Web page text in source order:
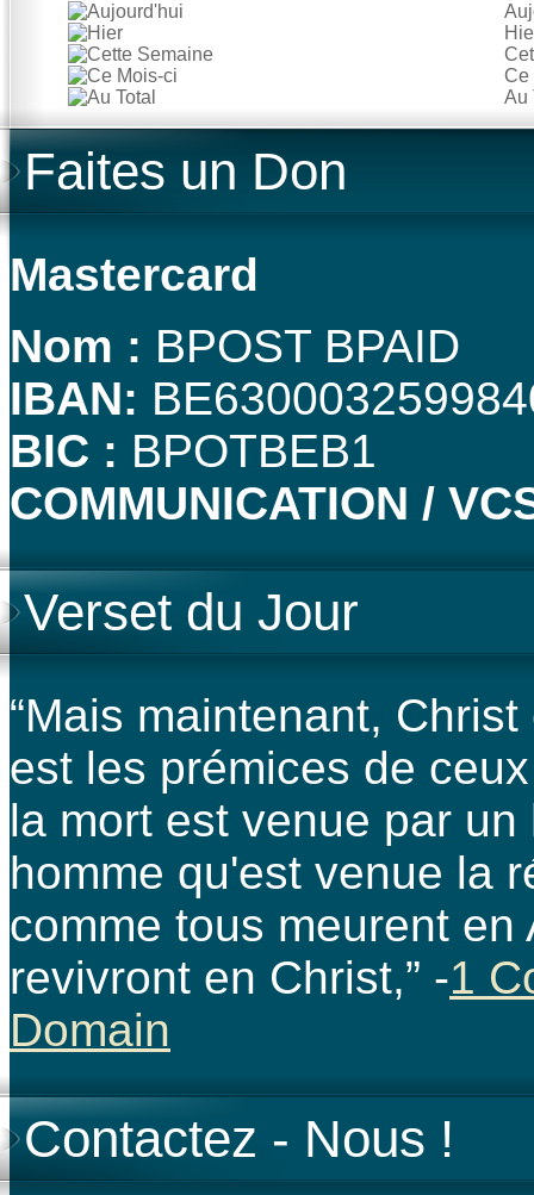
Ce
Au
Faites un Don
Mastercard
Nom : BPOST BPAID
IBAN:
BIC : BPOTBEB1
COMMUNICATION /
Verset du Jour
“Mais maintenant,
est les prémices de
la mort est venue par
homme qu'est venue la
comme tous meurent
revivront en Christ,” -1
Domain
Contactez - Nous !